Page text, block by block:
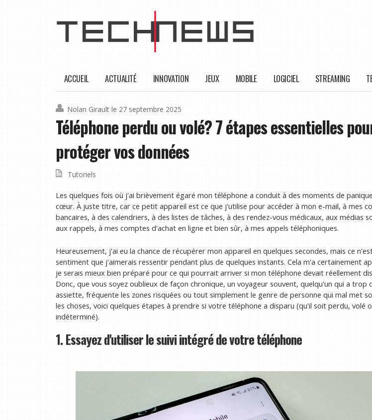
ACCUEIL ACTUALITÉ INNOVATION JEUX MOBILE LOGICIEL STREAMING
Nolan Girault le 27 septembre 2025
Téléphone perdu ou volé? 7 étapes essentielles
protéger vos données
Tutoriels
Les quelques fois où j'ai brièvement égaré mon téléphone a conduit à des moments de
cœur. À juste titre, car ce petit appareil est ce que j'utilise pour accéder à mon e-mail, à mes
bancaires, à des calendriers, à des listes de tâches, à des rendez-vous médicaux, aux médias
aux rappels, à mes comptes d'achat en ligne et bien sûr, à mes appels téléphoniques.
Heureusement, j'ai eu la chance de récupérer mon appareil en quelques secondes, mais ce
sentiment que j'aimerais ressentir pendant plus de quelques instants. Cela m'a certainement
je serais mieux bien préparé pour ce qui pourrait arriver si mon téléphone devait réellement
Donc, que vous soyez oublieux de façon chronique, un voyageur souvent, quelqu'un qui a trop
assiette, fréquente les zones risquées ou tout simplement le genre de personne qui mal met
les choses, voici quelques étapes à prendre si votre téléphone a disparu (qu'il soit perdu, volé
indéterminé).
1. Essayez d'utiliser le suivi intégré de votre téléphone